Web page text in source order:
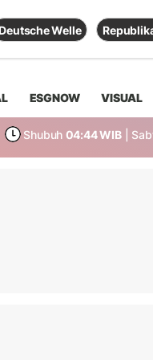
Deutsche Welle
ESGNOW VISUAL
Shubuh 04:44 WIB |